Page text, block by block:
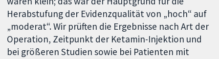
Herabstufung der Evidenzqualität von „hoch“ auf
„moderat“. Wir prüften die Ergebnisse nach Art der
Operation, Zeitpunkt der Ketamin-Injektion und
bei größeren Studien sowie bei Patienten mit